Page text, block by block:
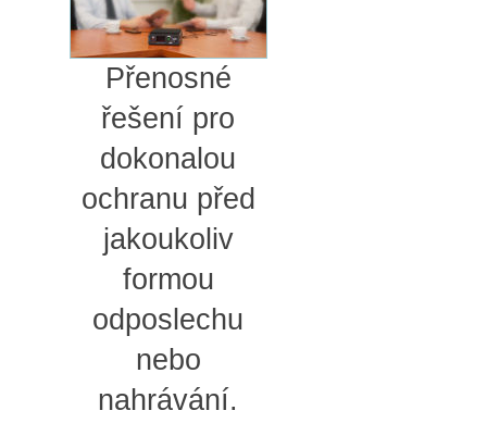
Přenosné
řešení pro
dokonalou
ochranu před
jakoukoliv
formou
odposlechu
nebo
nahrávání.